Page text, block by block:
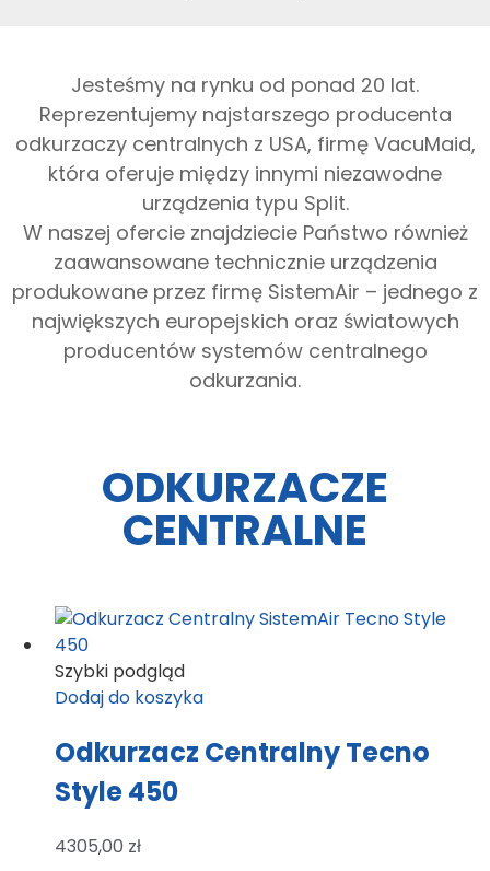
Jesteśmy na rynku od ponad 20 lat.
Reprezentujemy najstarszego producenta
odkurzaczy centralnych z USA, firmę VacuMaid,
która oferuje między innymi niezawodne
urządzenia typu Split.
W naszej ofercie znajdziecie Państwo również
zaawansowane technicznie urządzenia
produkowane przez firmę SistemAir – jednego z
największych europejskich oraz światowych
producentów systemów centralnego
odkurzania.
ODKURZACZE
CENTRALNE
Szybki podgląd
Dodaj do koszyka
Odkurzacz Centralny Tecno
Style 450
4305,00 zł